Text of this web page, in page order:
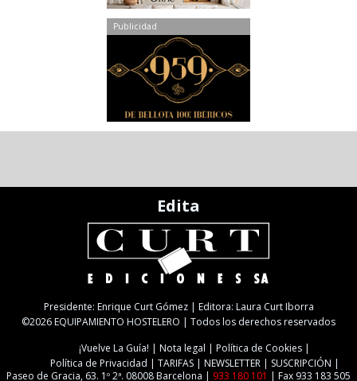
Publicidad
Edita
Presidente: Enrique Curt Gómez | Editora: Laura Curt Iborra
©2026 EQUIPAMIENTO HOSTELERO | Todos los derechos reservados
¡Vuelve La Guía!
Nota legal
Política de Cookies
Política de Privacidad
TARIFAS NEWSLETTER
SUSCRIPCIÓN
Paseo de Gracia, 63. 1º 2ª. 08008 Barcelona | 933 180 101 | Fax 933 183 505